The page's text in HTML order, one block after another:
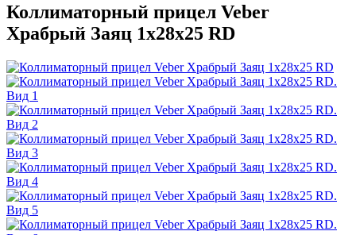
Коллиматорный прицел Veber
Храбрый Заяц 1x28x25 RD